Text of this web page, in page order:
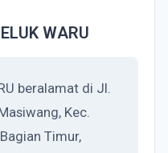
WARU
beralamat di Jl.
Kec.
Timur,